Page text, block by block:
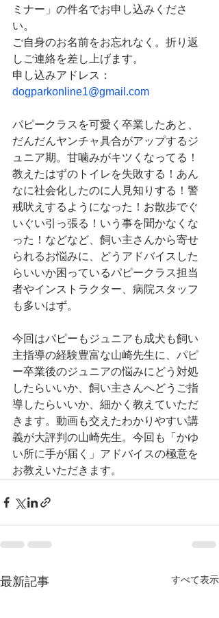
ミナー」の件名でお申し込みくださ
い。
ご自身のお名前をお忘れなく。折り返
しご連絡を差し上げます。
申し込みアドレス：
dogparkonline1@gmail.com
パピークラスを可愛く卒業したあと、
だんだんヤンチャ具合がアップするジ
ュニア期。甘噛みがキツくなってる！
教えたはずのトイレを失敗する！あん
なに社会化したのに人見知りする！警
戒吠えするようになった！お散歩でぐ
いぐい引っ張る！いう事を聞かなくな
った！などなど、飼い主さんから寄せ
られるお悩みに、どうアドバイスした
らいいか困っているパピークラス担当
者やインストラクター、病院スタッフ
も多いはず。
今回はパピーもジュニアも成犬も飼い
主指導の経験豊富な山崎先生に、パピ
ー卒業後のジュニアの悩みにどう対処
したらいいか、飼い主さんへどうご指
導したらいいか、細かく教えていただ
きます。動画も交えたわかりやすい講
義が大評判の山崎先生。今回も「かゆ
い所に手が届く」アドバイスの極意を
お教えいただきます。
最新記事 すべて表示